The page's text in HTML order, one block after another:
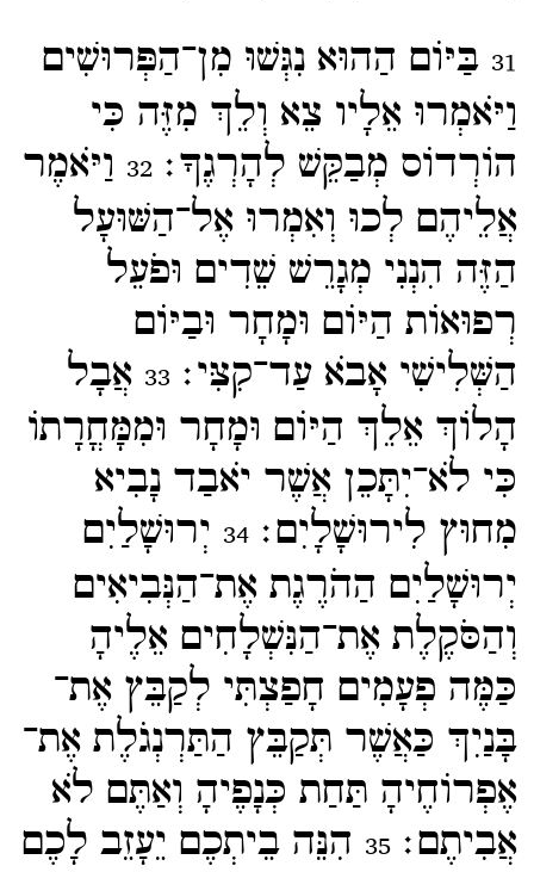
31 בַּיּוֹם הַהוּא נִגְּשׁוּ מִן־​הַפְּרוּשִׁים
וַיֹּאמְרוּ אֵלָיו צֵא וְלֵךְ מִזֶּה כִּי
הוֹרְדוֹס מְבַקֵּשׁ לְהָרְגֶךָ׃32 וַיֹּאמֶר
אֲלֵיהֶם לְכוּ וְאִמְרוּ אֶל־​הַשּׁוּעָל
הַזֶּה הִנְנִי מְגָרֵשׁ שֵׁדִים וּפֹעֵל
רְפוּאוֹת הַיּוֹם וּמָחָר וּבַיּוֹם
הַשְּׁלִישִׁי אָבֹא עַד־​קִצִּי׃33 אֲבָל
הָלוֹךְ אֵלֵךְ הַיּוֹם וּמָחָר וּמִמָּחֳרָתוֹ
כִּי לֹא־​יִתָּכֵן אֲשֶׁר יֹאבַד נָבִיא
מִחוּץ לִירוּשָׁלָיִם׃34 יְרוּשָׁלַיִם
יְרוּשָׁלַיִם הַהֹרֶגֶת אֶת־​הַנְּבִיאִים
וְהַסֹּקֶלֶת אֶת־​הַנִּשְׁלָחִים אֵלֶיהָ
כַּמֶּה פְעָמִים חָפַצְתִּי לְקַבֵּץ אֶת־​
בָּנַיִךְ כַּאֲשֶׁר תְּקַבֵּץ הַתַּרְנְגֹלֶת אֶת־​
אֶפְרוֹחֶיהָ תַּחַת כְּנָפֶיהָ וְאַתֶּם לֹא
אֲבִיתֶם׃35 הִנֵּה בֵיתְכֶם יֵעָזֵב לָכֶם